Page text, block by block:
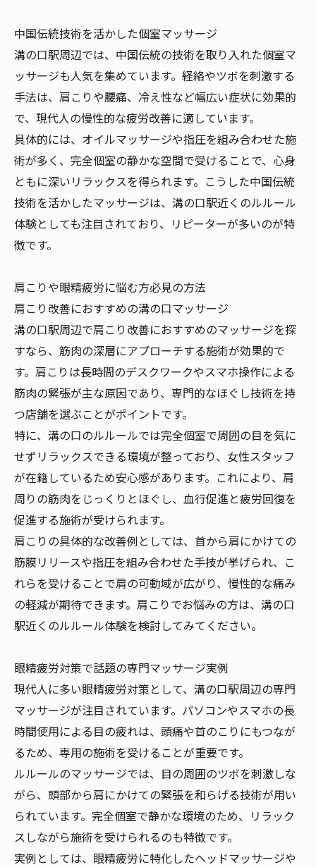
中国伝統技術を活かした個室マッサージ
溝の口駅周辺では、中国伝統の技術を取り入れた個室マ
ッサージも人気を集めています。経絡やツボを刺激する
手法は、肩こりや腰痛、冷え性など幅広い症状に効果的
で、現代人の慢性的な疲労改善に適しています。
具体的には、オイルマッサージや指圧を組み合わせた施
術が多く、完全個室の静かな空間で受けることで、心身
ともに深いリラックスを得られます。こうした中国伝統
技術を活かしたマッサージは、溝の口駅近くのルルール
体験としても注目されており、リピーターが多いのが特
徴です。
肩こりや眼精疲労に悩む方必見の方法
肩こり改善におすすめの溝の口マッサージ
溝の口駅周辺で肩こり改善におすすめのマッサージを探
すなら、筋肉の深層にアプローチする施術が効果的で
す。肩こりは長時間のデスクワークやスマホ操作による
筋肉の緊張が主な原因であり、専門的なほぐし技術を持
つ店舗を選ぶことがポイントです。
特に、溝の口のルルールでは完全個室で周囲の目を気に
せずリラックスできる環境が整っており、女性スタッフ
が在籍しているため安心感があります。これにより、肩
周りの筋肉をじっくりとほぐし、血行促進と疲労回復を
促進する施術が受けられます。
肩こりの具体的な改善例としては、首から肩にかけての
筋膜リリースや指圧を組み合わせた手技が挙げられ、こ
れらを受けることで肩の可動域が広がり、慢性的な痛み
の軽減が期待できます。肩こりでお悩みの方は、溝の口
駅近くのルルール体験を検討してみてください。
眼精疲労対策で話題の専門マッサージ実例
現代人に多い眼精疲労対策として、溝の口駅周辺の専門
マッサージが注目されています。パソコンやスマホの長
時間使用による目の疲れは、頭痛や首のこりにもつなが
るため、専用の施術を受けることが重要です。
ルルールのマッサージでは、目の周囲のツボを刺激しな
がら、頭部から肩にかけての緊張を和らげる技術が用い
られています。完全個室で静かな環境のため、リラック
スしながら施術を受けられるのも特徴です。
実例としては、眼精疲労に特化したヘッドマッサージや